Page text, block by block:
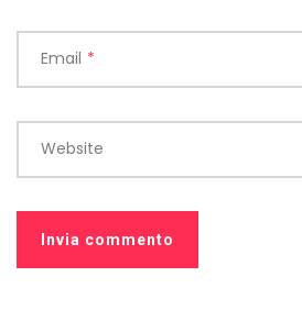
Email *
Website